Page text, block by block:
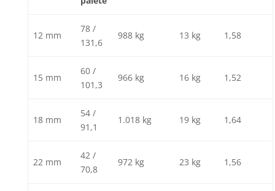
12 mm
78 /
131,6
988 kg 13 kg 1,58
15 mm
60 /
101,3
966 kg 16 kg 1,52
18 mm
54 /
91,1
1.018 kg 19 kg 1,64
22 mm
42 /
70,8
972 kg 23 kg 1,56